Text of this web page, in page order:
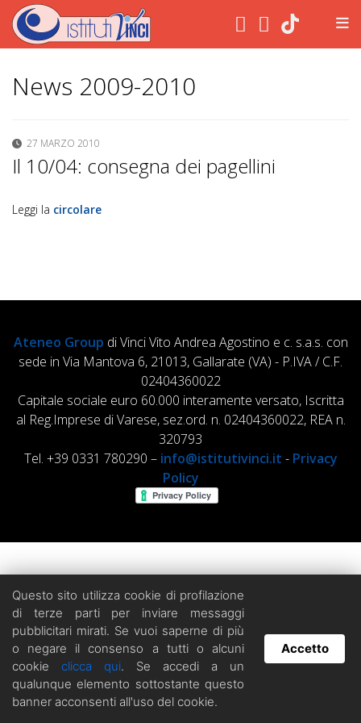
.
News 2009-2010
27 MARZO 2010
Il 10/04: consegna dei pagellini
Leggi la circolare
Ateneo Group di Vinci Vito Andrea Agostino e c. s.a.s. con
sede in Via Mantova 6, 21013, Gallarate (VA) - P.IVA / C.F.
02404360022
Capitale sociale euro 60.000 interamente versato, Iscritta
al Reg.Imprese di Varese, sez.ord. n. 02404360022, REA n.
320793
Tel. +39 0331 780290 – info@istitutivinci.it - Privacy
Policy
Hai domande? Chatta con noi!
Questo sito utilizza cookie di profilazione
di terze parti per inviare messaggi
pubblicitari mirati. Se vuoi saperne di più
o negare il consenso a tutti o alcuni
cookie clicca qui. Se accedi a un
qualunque elemento sottostante questo
banner acconsenti all'uso del cookie.
Accetto